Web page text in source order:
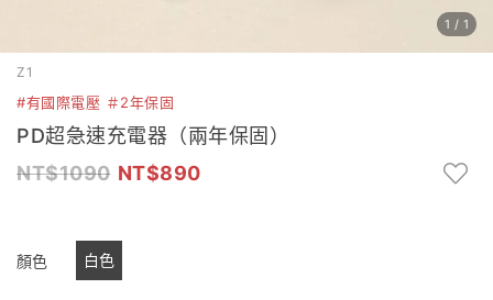
1 / 1
Z1
#有國際電壓 ＃2年保固
PD超急速充電器（兩年保固）
1090
890
顏色 白色